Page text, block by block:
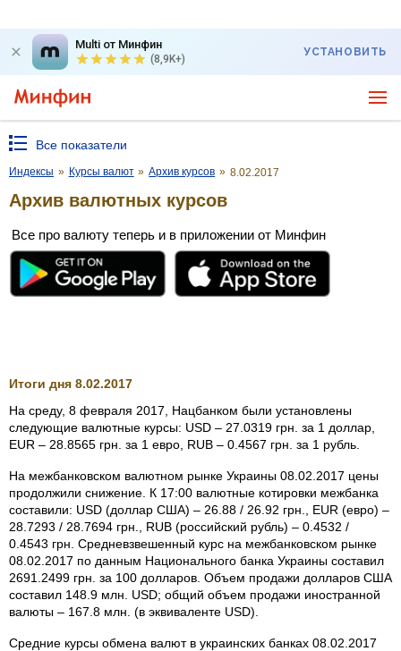
Multi от Минфин
(8,9K+)
УСТАНОВИТЬ
Все показатели
Индексы » Курсы валют » Архив курсов » 8.02.2017
Архив валютных курсов
Все про валюту теперь и в приложении от Минфин
Итоги дня 8.02.2017
На среду, 8 февраля 2017, Нацбанком были установлены
следующие валютные курсы: USD – 27.0319 грн. за 1 доллар,
EUR – 28.8565 грн. за 1 евро, RUB – 0.4567 грн. за 1 рубль.
На межбанковском валютном рынке Украины 08.02.2017 цены
продолжили снижение. К 17:00 валютные котировки межбанка
составили: USD (доллар США) – 26.88 / 26.92 грн., EUR (евро) –
28.7293 / 28.7694 грн., RUB (российский рубль) – 0.4532 /
0.4543 грн. Средневзвешенный курс на межбанковском рынке
08.02.2017 по данным Национального банка Украины составил
2691.2499 грн. за 100 долларов. Объем продажи долларов США
составил 148.9 млн. USD; общий объем продажи иностранной
валюты – 167.8 млн. (в эквиваленте USD).
Средние курсы обмена валют в украинских банках 08.02.2017